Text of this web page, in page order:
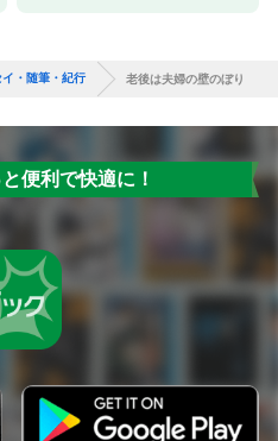
イ・随筆・紀行 老後は夫婦の壁のぼり
便利で快適に！